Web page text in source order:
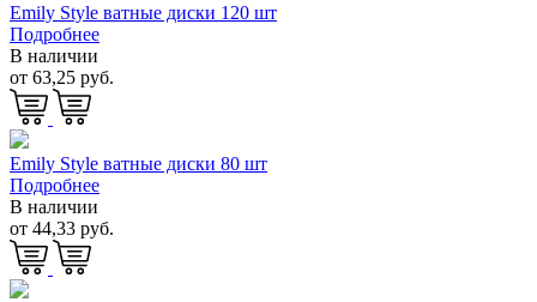
Emily Style ватные диски 120 шт
Подробнее
В наличии
от 63,25 руб.
Emily Style ватные диски 80 шт
Подробнее
В наличии
от 44,33 руб.